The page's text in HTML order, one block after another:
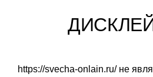
https://svecha-onlain.ru/ не